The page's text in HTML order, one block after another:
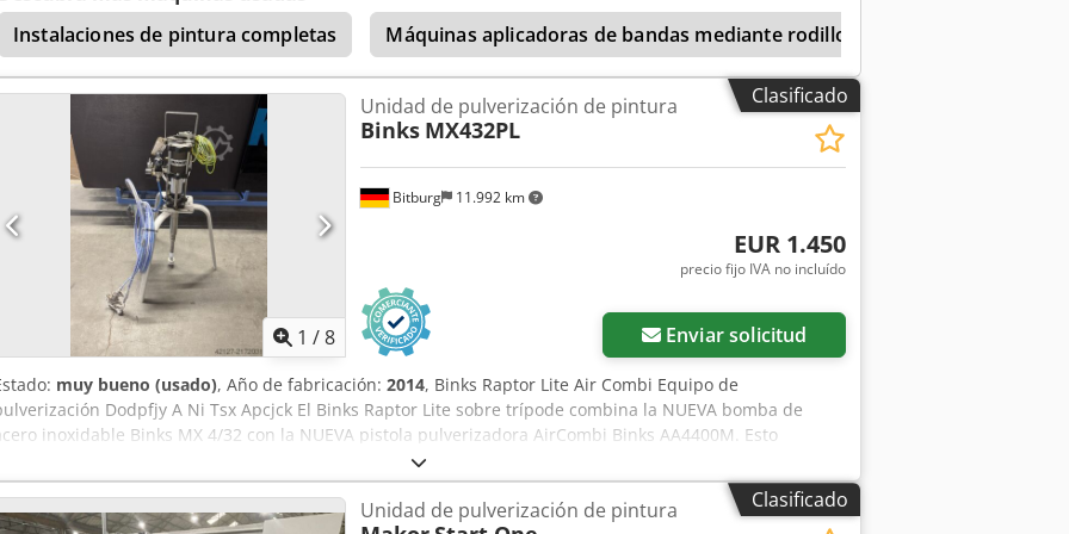
Instalaciones de pintura completas
Máquinas aplicadoras de bandas mediante rodillos
Clasificado
1 /8
Bitburg 11.992 km
Unidad de pulverización de pintura
Binks MX432PL
EUR 1.450
precio fijo IVA no incluído
Enviar solicitud
muy bueno (usado), Año de fabricación: 2014, Binks Raptor Lite Air Combi Equipo de
Dodpfjy A Ni Tsx Apcjck El Binks Raptor Lite sobre trípode combina la NUEVA bomba de
inoxidable Binks MX 4/32 con la NUEVA pistola pulverizadora AirCombi Binks AA4400M. Esto
garantiza un suministro de pintura sin pulsaciones y una calidad de superficie perfecta. El Raptor Lite es
solución completa, robusta y económica para una amplia gama de aplicaciones artesanales e
Ámbitos de aplicación típicos: - Industria del mueble y de la madera - Aeroespacial - OffClasificado
Unidad de pulverización de pintura